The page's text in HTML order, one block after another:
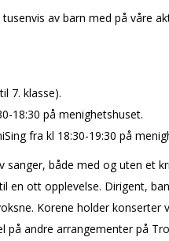
av barn med på våre
7. klasse).
18:30 på menighetshuset.
fra kl 18:30-19:30 på
både med og uten et
en flott opplevelse. Dirigent,
Korene holder
på andre arrangementer på